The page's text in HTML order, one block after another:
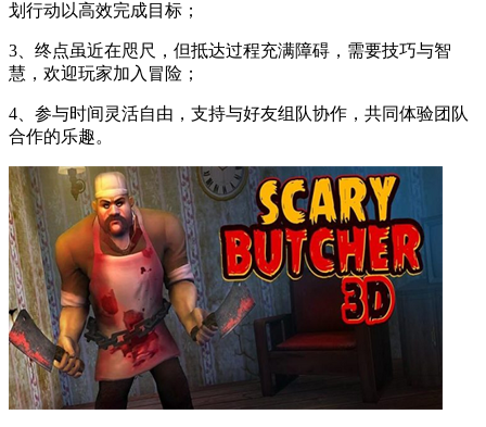
划行动以高效完成目标；
3、终点虽近在咫尺，但抵达过程充满障碍，需要技巧与智
慧，欢迎玩家加入冒险；
4、参与时间灵活自由，支持与好友组队协作，共同体验团队
合作的乐趣。